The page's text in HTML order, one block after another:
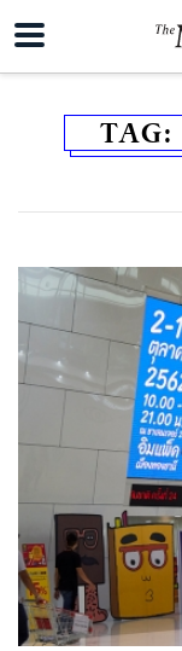
TAG:
ค้นหา
SHARE